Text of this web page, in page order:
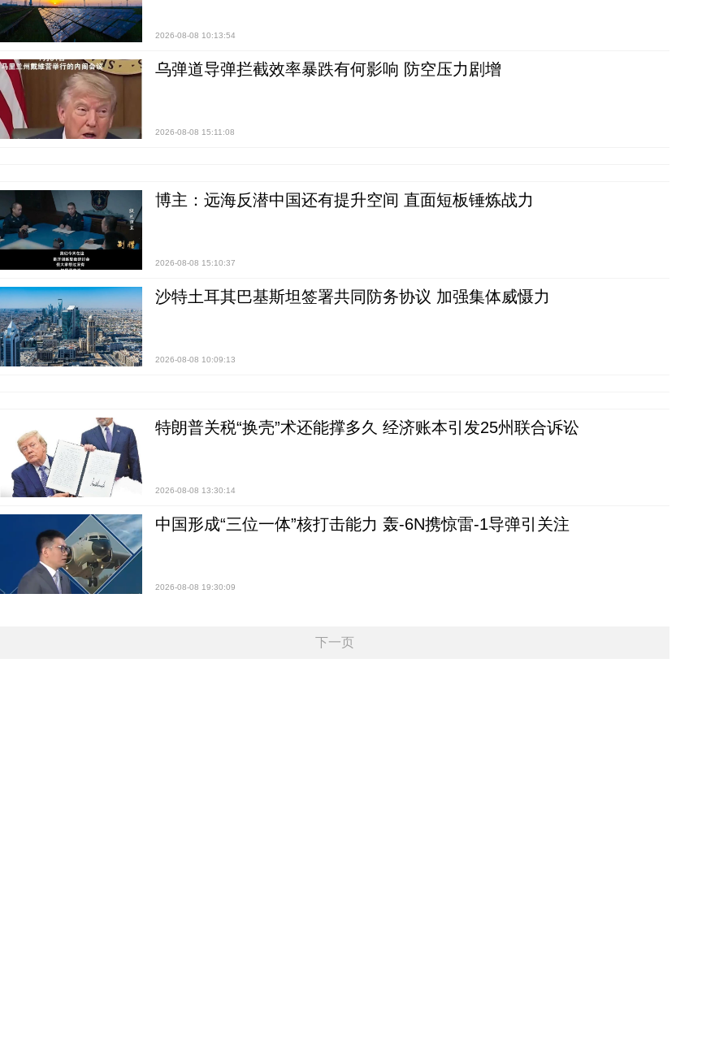
2026-08-08 10:13:54
乌弹道导弹拦截效率暴跌有何影响 防空压力剧增
2026-08-08 15:11:08
博主：远海反潜中国还有提升空间 直面短板锤炼战力
2026-08-08 15:10:37
沙特土耳其巴基斯坦签署共同防务协议 加强集体威慑力
2026-08-08 10:09:13
特朗普关税“换壳”术还能撑多久 经济账本引发25州联合诉讼
2026-08-08 13:30:14
中国形成“三位一体”核打击能力 轰-6N携惊雷-1导弹引关注
2026-08-08 19:30:09
下一页